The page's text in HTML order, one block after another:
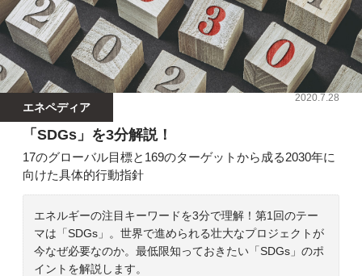
エネペディア
2020.7.28
「SDGs」を3分解説！
17のグローバル目標と169のターゲットから成る2030年に
向けた具体的行動指針
エネルギーの注目キーワードを3分で理解！第1回のテー
マは「SDGs」。世界で進められる壮大なプロジェクトが
今なぜ必要なのか。最低限知っておきたい「SDGs」のポ
イントを解説します。